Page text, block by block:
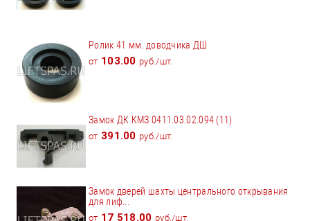
Ролик 41 мм. доводчика ДШ
от 103.00 руб./шт.
Замок ДК КМЗ 0411.03.02.094 (11)
от 391.00 руб./шт.
Замок дверей шахты центрального открывания
для лиф...
от 17 518.00 руб./шт.